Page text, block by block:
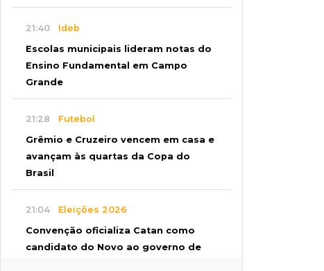
21:40 Ideb
Escolas municipais lideram notas do
Ensino Fundamental em Campo
Grande
21:28 Futebol
Grêmio e Cruzeiro vencem em casa e
avançam às quartas da Copa do
Brasil
21:04 Eleições 2026
Convenção oficializa Catan como
candidato do Novo ao governo de